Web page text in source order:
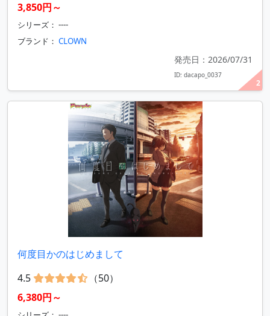
2
3,850円～
シリーズ： ----
ブランド： CLOWN
発売日：2026/07/31
ID: dacapo_0037
何度目かのはじめまして
4.5
（50）
6,380円～